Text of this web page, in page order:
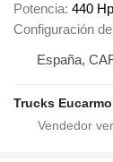
Potencia 440
Configuración
España,
Trucks